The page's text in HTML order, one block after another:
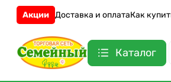
Акции Доставка и оплатаКак
Каталог